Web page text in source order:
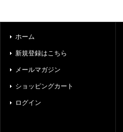
ホーム
新規登録はこちら
メールマガジン
ショッピングカート
ログイン